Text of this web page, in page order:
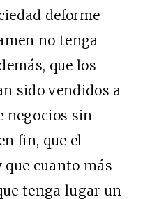
deforme
no tenga
que los
sido vendidos a
negocios sin
fin, que el
que cuanto más
tenga lugar un